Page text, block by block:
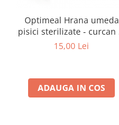
Optimeal Hrana umeda
pisici sterilizate - curcan si
pui in sos, set 3+1,
15,00 Lei
ADAUGA IN COS